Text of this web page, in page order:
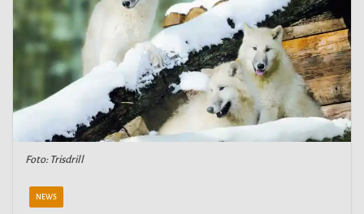
Foto: Trisdrill
NEWS